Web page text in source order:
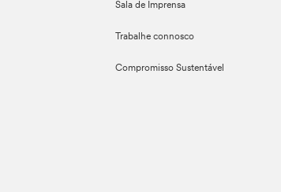
Sala de Imprensa
Trabalhe connosco
Compromisso Sustentável